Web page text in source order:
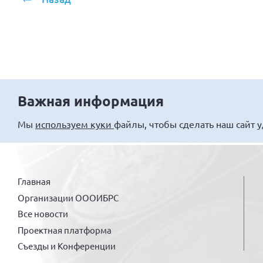
Важная информация
Мы используем куки файлы, чтобы сделать наш сайт
Главная
Организации ОООИБРС
Все новости
Проектная платформа
Съезды и Конференции